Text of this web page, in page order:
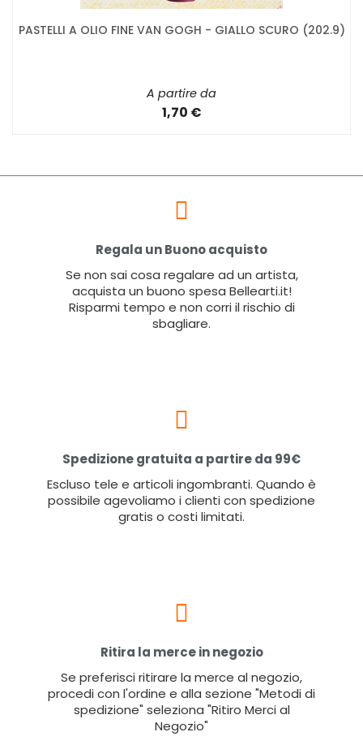
PASTELLI A OLIO FINE VAN GOGH - GIALLO SCURO (202.9)
A partire da
1,70 €
Regala un Buono acquisto
Se non sai cosa regalare ad un artista,
acquista un buono spesa Bellearti.it!
Risparmi tempo e non corri il rischio di
sbagliare.
Spedizione gratuita a partire da 99€
Escluso tele e articoli ingombranti. Quando è
possibile agevoliamo i clienti con spedizione
gratis o costi limitati.
Ritira la merce in negozio
Se preferisci ritirare la merce al negozio,
procedi con l'ordine e alla sezione "Metodi di
spedizione" seleziona "Ritiro Merci al
Negozio"